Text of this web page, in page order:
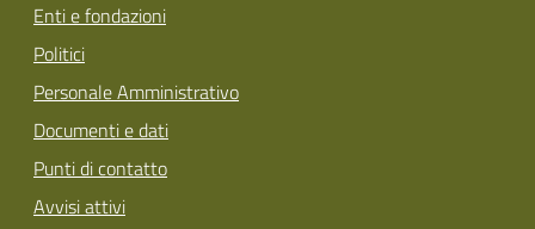
Enti e fondazioni
Politici
Personale Amministrativo
Documenti e dati
Punti di contatto
Avvisi attivi